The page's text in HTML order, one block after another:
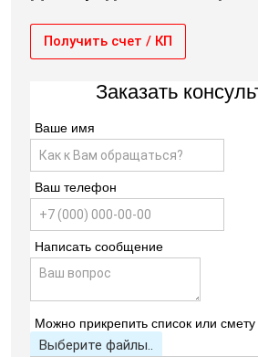
Получить счет / КП
Заказать
Ваше имя
Ваш телефон
Написать сообщение
Можно прикрепить список или смету
Выберите файлы..